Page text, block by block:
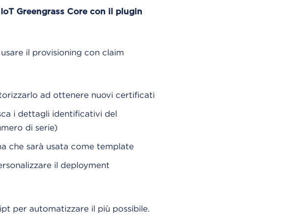
Greengrass Core con il plugin
il provisioning con claim
ad ottenere nuovi certificati
i dettagli identificativi del
di serie)
che sarà usata come template
il deployment
per automatizzare il più possibile.